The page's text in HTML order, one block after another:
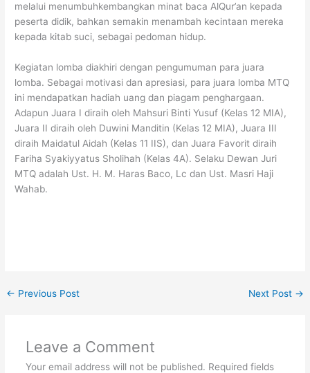
melalui menumbuhkembangkan minat baca AlQur’an kepada
peserta didik, bahkan semakin menambah kecintaan mereka
kepada kitab suci, sebagai pedoman hidup.
Kegiatan lomba diakhiri dengan pengumuman para juara
lomba. Sebagai motivasi dan apresiasi, para juara lomba MTQ
ini mendapatkan hadiah uang dan piagam penghargaan.
Adapun Juara I diraih oleh Mahsuri Binti Yusuf (Kelas 12 MIA),
Juara II diraih oleh Duwini Manditin (Kelas 12 MIA), Juara III
diraih Maidatul Aidah (Kelas 11 IIS), dan Juara Favorit diraih
Fariha Syakiyyatus Sholihah (Kelas 4A). Selaku Dewan Juri
MTQ adalah Ust. H. M. Haras Baco, Lc dan Ust. Masri Haji
Wahab.
← Previous Post Next Post →
Leave a Comment
Your email address will not be published. Required fields